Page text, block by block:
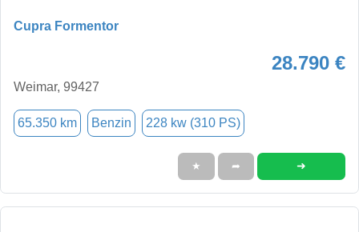
Cupra Formentor
28.790 €
Weimar, 99427
65.350 km Benzin 228 kw (310 PS)
★ ➦ ➜